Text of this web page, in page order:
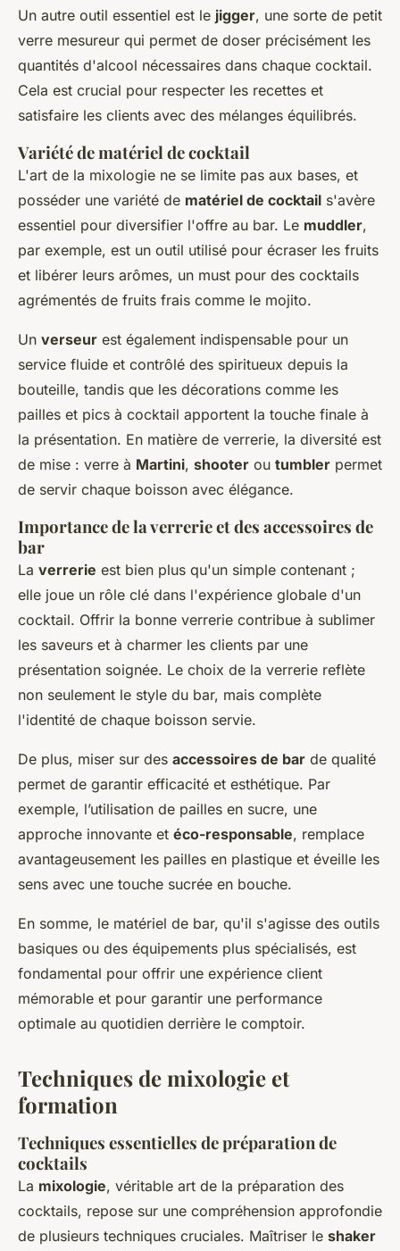
Un autre outil essentiel est le jigger, une sorte de petit
verre mesureur qui permet de doser précisément les
quantités d'alcool nécessaires dans chaque cocktail.
Cela est crucial pour respecter les recettes et
satisfaire les clients avec des mélanges équilibrés.
Variété de matériel de cocktail
L'art de la mixologie ne se limite pas aux bases, et
posséder une variété de matériel de cocktail s'avère
essentiel pour diversifier l'offre au bar. Le muddler,
par exemple, est un outil utilisé pour écraser les fruits
et libérer leurs arômes, un must pour des cocktails
agrémentés de fruits frais comme le mojito.
Un verseur est également indispensable pour un
service fluide et contrôlé des spiritueux depuis la
bouteille, tandis que les décorations comme les
pailles et pics à cocktail apportent la touche finale à
la présentation. En matière de verrerie, la diversité est
de mise : verre à Martini, shooter ou tumbler permet
de servir chaque boisson avec élégance.
Importance de la verrerie et des accessoires de
bar
La verrerie est bien plus qu'un simple contenant ;
elle joue un rôle clé dans l'expérience globale d'un
cocktail. Offrir la bonne verrerie contribue à sublimer
les saveurs et à charmer les clients par une
présentation soignée. Le choix de la verrerie reflète
non seulement le style du bar, mais complète
l'identité de chaque boisson servie.
De plus, miser sur des accessoires de bar de qualité
permet de garantir efficacité et esthétique. Par
exemple, l’utilisation de pailles en sucre, une
approche innovante et éco-responsable, remplace
avantageusement les pailles en plastique et éveille les
sens avec une touche sucrée en bouche.
En somme, le matériel de bar, qu'il s'agisse des outils
basiques ou des équipements plus spécialisés, est
fondamental pour offrir une expérience client
mémorable et pour garantir une performance
optimale au quotidien derrière le comptoir.
Techniques de mixologie et
formation
Techniques essentielles de préparation de
cocktails
La mixologie, véritable art de la préparation des
cocktails, repose sur une compréhension approfondie
de plusieurs techniques cruciales. Maîtriser le shaker